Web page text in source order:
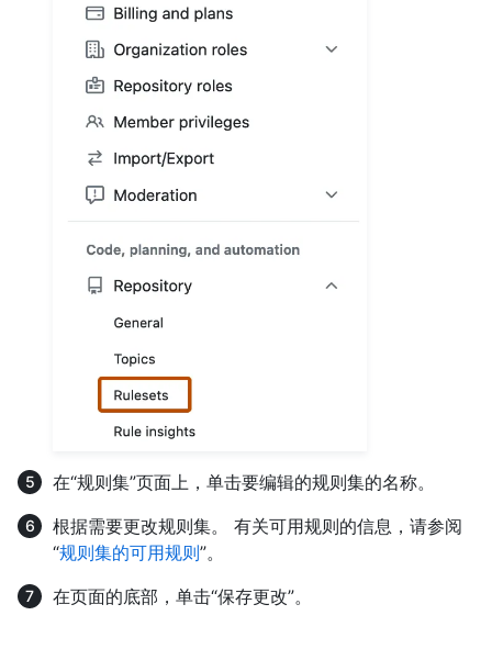
在“规则集”页面上，单击要编辑的规则集的名称。
根据需要更改规则集。 有关可用规则的信息，请参阅
“规则集的可用规则”。
在页面的底部，单击“保存更改”。